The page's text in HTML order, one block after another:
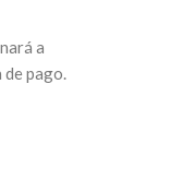
a
pago.